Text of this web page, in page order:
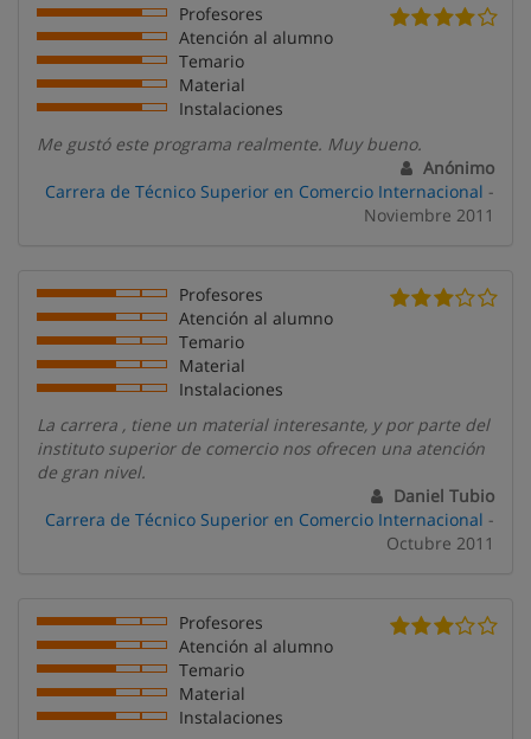
Profesores
Atención al alumno
Temario
Material
Instalaciones
Me gustó este programa realmente. Muy bueno.
Anónimo
Carrera de Técnico Superior en Comercio Internacional -
Noviembre 2011
Profesores
Atención al alumno
Temario
Material
Instalaciones
La carrera , tiene un material interesante, y por parte del
instituto superior de comercio nos ofrecen una atención
de gran nivel.
Daniel Tubio
Carrera de Técnico Superior en Comercio Internacional -
Octubre 2011
Profesores
Atención al alumno
Temario
Material
Instalaciones